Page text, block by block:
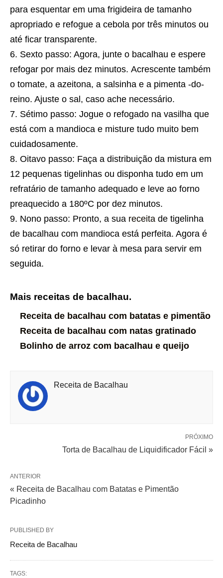
para esquentar em uma frigideira de tamanho
apropriado e refogue a cebola por três minutos ou
até ficar transparente.
Sexto passo: Agora, junte o bacalhau e espere
refogar por mais dez minutos. Acrescente também
o tomate, a azeitona, a salsinha e a pimenta -do-
reino. Ajuste o sal, caso ache necessário.
Sétimo passo: Jogue o refogado na vasilha que
está com a mandioca e misture tudo muito bem
cuidadosamente.
Oitavo passo: Faça a distribuição da mistura em
12 pequenas tigelinhas ou disponha tudo em um
refratário de tamanho adequado e leve ao forno
preaquecido a 180ºC por dez minutos.
Nono passo: Pronto, a sua receita de tigelinha
de bacalhau com mandioca está perfeita. Agora é
só retirar do forno e levar à mesa para servir em
seguida.
Mais receitas de bacalhau.
Receita de bacalhau com batatas e pimentão
Receita de bacalhau com natas gratinado
Bolinho de arroz com bacalhau e queijo
Receita de Bacalhau
PRÓXIMO
Torta de Bacalhau de Liquidificador Fácil »
ANTERIOR
« Receita de Bacalhau com Batatas e Pimentão
Picadinho
PUBLISHED BY
Receita de Bacalhau
TAGS: